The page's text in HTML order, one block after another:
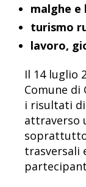
malghe
turismo
lavoro,
Il 14 luglio
Comune di
i risultati
attraverso
trasversali